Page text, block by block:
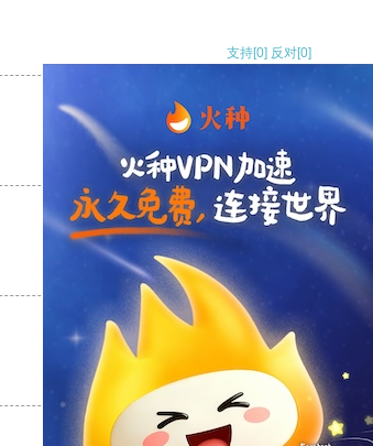
支持[0] 反对[0]
支持[0] 反对
支持
反对 [0]